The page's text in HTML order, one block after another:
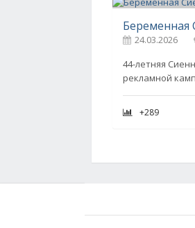
24.03.2026
44-летняя
рекламной
+289